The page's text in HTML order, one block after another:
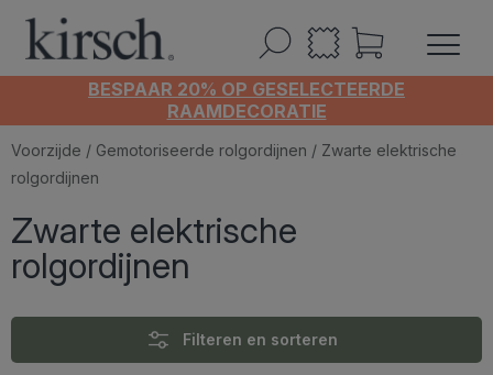
BESPAAR 20% OP GESELECTEERDE
RAAMDECORATIE
Voorzijde / Gemotoriseerde rolgordijnen / Zwarte elektrische
rolgordijnen
Zwarte elektrische
rolgordijnen
Filteren en sorteren